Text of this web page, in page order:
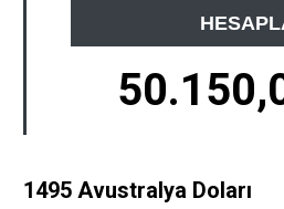
1495 Avustralya Doları